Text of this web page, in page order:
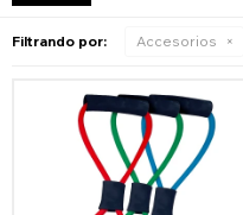
Filtrando por: Accesorios